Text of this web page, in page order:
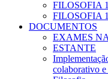
FILOSOFIA
FILOSOFIA
DOCUMENTOS
EXAMES
ESTANTE
colaborativo